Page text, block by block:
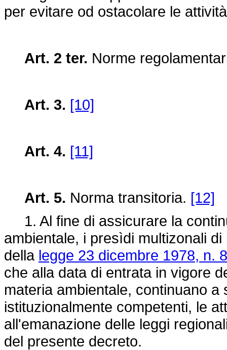
per evitare od ostacolare le
Art. 2 ter. Norme
Art. 3. [10]
Art. 4. [11]
Art. 5. Norma transitoria. [12]
1. Al fine di assicurare la
ambientale, i presìdi multizonali
della legge 23 dicembre 1978, n.
che alla data di entrata in vigore
materia ambientale, continuano
istituzionalmente competenti, le
all'emanazione delle leggi
del presente decreto.